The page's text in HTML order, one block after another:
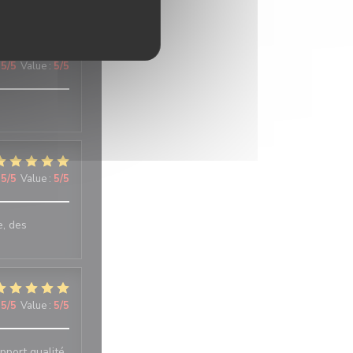
5/5 Value: 5/5
5/5 Value: 5/5
des
5/5 Value: 5/5